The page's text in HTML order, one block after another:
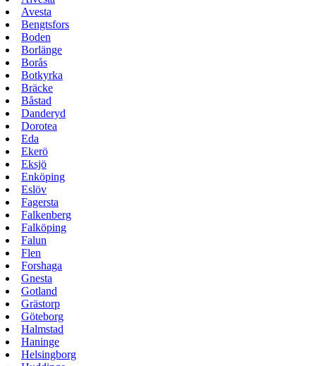
Avesta
Bengtsfors
Boden
Borlänge
Borås
Botkyrka
Bräcke
Båstad
Danderyd
Dorotea
Eda
Ekerö
Eksjö
Enköping
Eslöv
Fagersta
Falkenberg
Falköping
Falun
Flen
Forshaga
Gnesta
Gotland
Grästorp
Göteborg
Halmstad
Haninge
Helsingborg